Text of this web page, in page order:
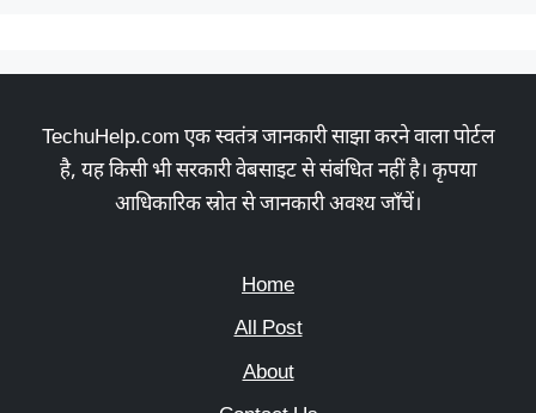
TechuHelp.com एक स्वतंत्र जानकारी साझा करने वाला पोर्टल
है, यह किसी भी सरकारी वेबसाइट से संबंधित नहीं है। कृपया
आधिकारिक स्रोत से जानकारी अवश्य जाँचें।
Home
All Post
About